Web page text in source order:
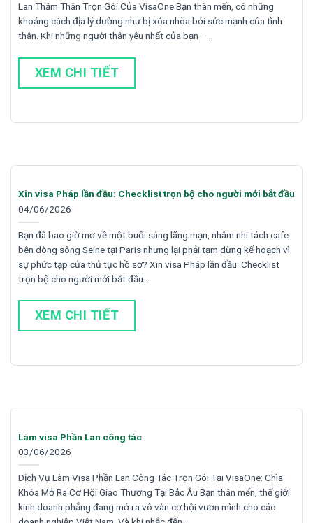
Lan Thăm Thân Trọn Gói Của VisaOne Bạn thân mến, có những
khoảng cách địa lý dường như bị xóa nhòa bởi sức mạnh của tình
thân. Khi những người thân yêu nhất của bạn –…
XEM CHI TIẾT
Xin visa Pháp lần đầu: Checklist trọn bộ cho người mới bắt đầu
04/06/2026
Bạn đã bao giờ mơ về một buổi sáng lãng mạn, nhâm nhi tách cafe
bên dòng sông Seine tại Paris nhưng lại phải tạm dừng kế hoạch vì
sự phức tạp của thủ tục hồ sơ? Xin visa Pháp lần đầu: Checklist
trọn bộ cho người mới bắt đầu…
XEM CHI TIẾT
Làm visa Phần Lan công tác
03/06/2026
Dịch Vụ Làm Visa Phần Lan Công Tác Trọn Gói Tại VisaOne: Chìa
Khóa Mở Ra Cơ Hội Giao Thương Tại Bắc Âu Bạn thân mến, thế giới
kinh doanh phẳng đang mở ra vô vàn cơ hội vươn mình cho các